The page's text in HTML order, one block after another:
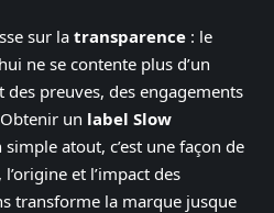
sur la transparence : le
ne se contente plus d’un
preuves, des engagements
un label Slow
simple atout, c’est une façon de
et l’impact des
transforme la marque jusque